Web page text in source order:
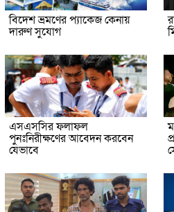
বিদেশ ভ্রমণের প্যাকেজ কেনায়
দারুণ সুযোগ
এসএসসির ফলাফল
পুনঃনিরীক্ষণের আবেদন করবেন
যেভাবে